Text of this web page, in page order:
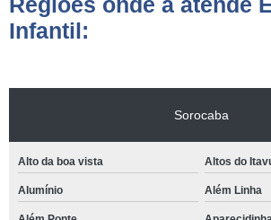
Infantil:
Sorocaba
Alto da boa vista Altos do
Alumínio Além Linha